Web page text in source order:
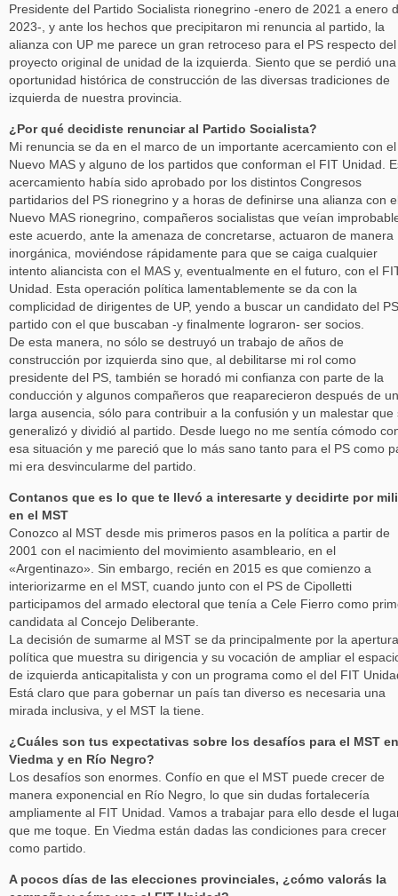
Presidente del Partido Socialista rionegrino -enero de 2021 a enero
2023-, y ante los hechos que precipitaron mi renuncia al partido, la
alianza con UP me parece un gran retroceso para el PS respecto del
proyecto original de unidad de la izquierda. Siento que se perdió una
oportunidad histórica de construcción de las diversas tradiciones de
izquierda de nuestra provincia.
¿Por qué decidiste renunciar al Partido Socialista?
Mi renuncia se da en el marco de un importante acercamiento con el
Nuevo MAS y alguno de los partidos que conforman el FIT Unidad.
acercamiento había sido aprobado por los distintos Congresos
partidarios del PS rionegrino y a horas de definirse una alianza con
Nuevo MAS rionegrino, compañeros socialistas que veían
este acuerdo, ante la amenaza de concretarse, actuaron de manera
inorgánica, moviéndose rápidamente para que se caiga cualquier
intento aliancista con el MAS y, eventualmente en el futuro, con el
Unidad. Esta operación política lamentablemente se da con la
complicidad de dirigentes de UP, yendo a buscar un candidato del
partido con el que buscaban -y finalmente lograron- ser socios.
De esta manera, no sólo se destruyó un trabajo de años de
construcción por izquierda sino que, al debilitarse mi rol como
presidente del PS, también se horadó mi confianza con parte de la
conducción y algunos compañeros que reaparecieron después de
larga ausencia, sólo para contribuir a la confusión y un malestar que
generalizó y dividió al partido. Desde luego no me sentía cómodo
esa situación y me pareció que lo más sano tanto para el PS como
mi era desvincularme del partido.
Contanos que es lo que te llevó a interesarte y decidirte por
en el MST
Conozco al MST desde mis primeros pasos en la política a partir de
2001 con el nacimiento del movimiento asambleario, en el
«Argentinazo». Sin embargo, recién en 2015 es que comienzo a
interiorizarme en el MST, cuando junto con el PS de Cipolletti
participamos del armado electoral que tenía a Cele Fierro como
candidata al Concejo Deliberante.
La decisión de sumarme al MST se da principalmente por la apertura
política que muestra su dirigencia y su vocación de ampliar el
de izquierda anticapitalista y con un programa como el del FIT
Está claro que para gobernar un país tan diverso es necesaria una
mirada inclusiva, y el MST la tiene.
¿Cuáles son tus expectativas sobre los desafíos para el MST en
Viedma y en Río Negro?
Los desafíos son enormes. Confío en que el MST puede crecer de
manera exponencial en Río Negro, lo que sin dudas fortalecería
ampliamente al FIT Unidad. Vamos a trabajar para ello desde el
que me toque. En Viedma están dadas las condiciones para crecer
como partido.
A pocos días de las elecciones provinciales, ¿cómo valorás la